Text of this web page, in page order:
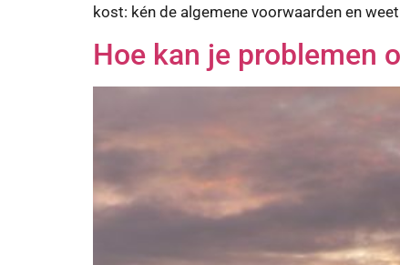
kost: kén de algemene voorwaarden en
Hoe kan je problemen